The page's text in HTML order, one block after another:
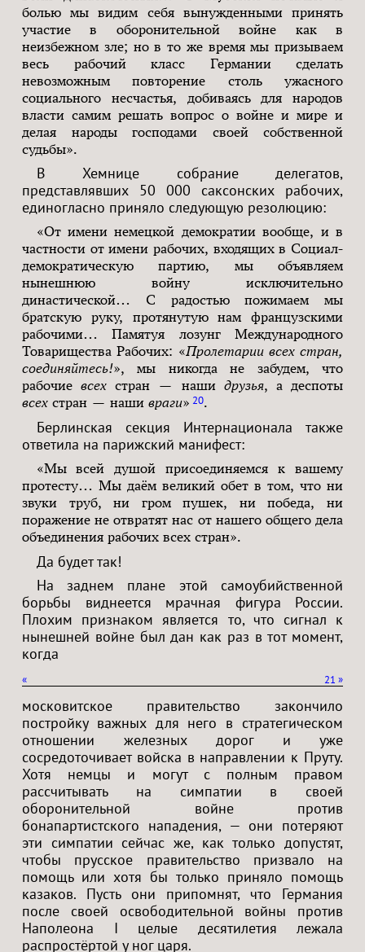
болью мы видим себя вынужденными принять
участие в оборонительной войне как в
неизбежном зле; но в то же время мы призываем
весь рабочий класс Германии сделать
невозможным повторение столь ужасного
социального несчастья, добиваясь для народов
власти самим решать вопрос о войне и мире и
делая народы господами своей собственной
судьбы».
В Хемнице собрание делегатов,
представлявших 50 000 саксонских рабочих,
единогласно приняло следующую резолюцию:
«От имени немецкой демократии вообще, и в
частности от имени рабочих, входящих в Социал-
демократическую партию, мы объявляем
нынешнюю войну исключительно
династической… С радостью пожимаем мы
братскую руку, протянутую нам французскими
рабочими… Памятуя лозунг Международного
Товарищества Рабочих: «Пролетарии всех стран,
соединяйтесь!», мы никогда не забудем, что
рабочиевсех стран — наши друзья, а деспоты
всех стран — наши враги» 20.
Берлинская секция Интернационала также
ответила на парижский манифест:
«Мы всей душой присоединяемся к вашему
протесту… Мы даём великий обет в том, что ни
звуки труб, ни гром пушек, ни победа, ни
поражение не отвратят нас от нашего общего дела
объединения рабочих всех стран».
Да будет так!
На заднем плане этой самоубийственной
борьбы виднеется мрачная фигура России.
Плохим признаком является то, что сигнал к
нынешней войне был дан как раз в тот момент,
когда
« »
21
московитское правительство закончило
постройку важных для него в стратегическом
отношении железных дорог и уже
сосредоточивает войска в направлении к Пруту.
Хотя немцы и могут с полным правом
рассчитывать на симпатии в своей
оборонительной войне против
бонапартистского нападения, — они потеряют
эти симпатии сейчас же, как только допустят,
чтобы прусское правительство призвало на
помощь или хотя бы только приняло помощь
казаков. Пусть они припомнят, что Германия
после своей освободительной войны против
Наполеона I целые десятилетия лежала
распростёртой у ног царя.